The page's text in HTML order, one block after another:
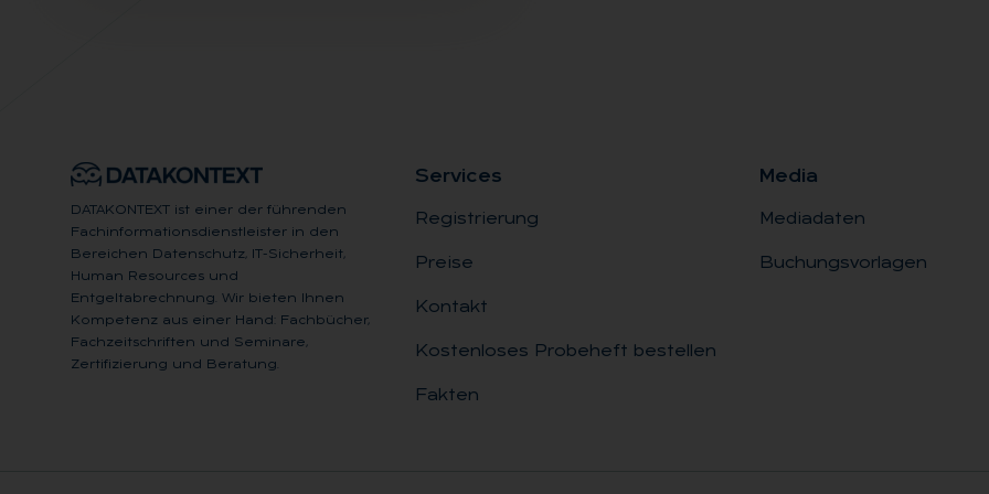
DATAKONTEXT ist einer der führenden
Fachinformationsdienstleister in den
Bereichen Datenschutz, IT-Sicherheit,
Human Resources und
Entgeltabrechnung. Wir bieten Ihnen
Kompetenz aus einer Hand: Fachbücher,
Fachzeitschriften und Seminare,
Zertifizierung und Beratung.
Ser­vices
Registrierung
Preise
Kontakt
Kostenloses Probeheft bestellen
Fakten
Me­dia
Mediadaten
Buchungsvorlagen